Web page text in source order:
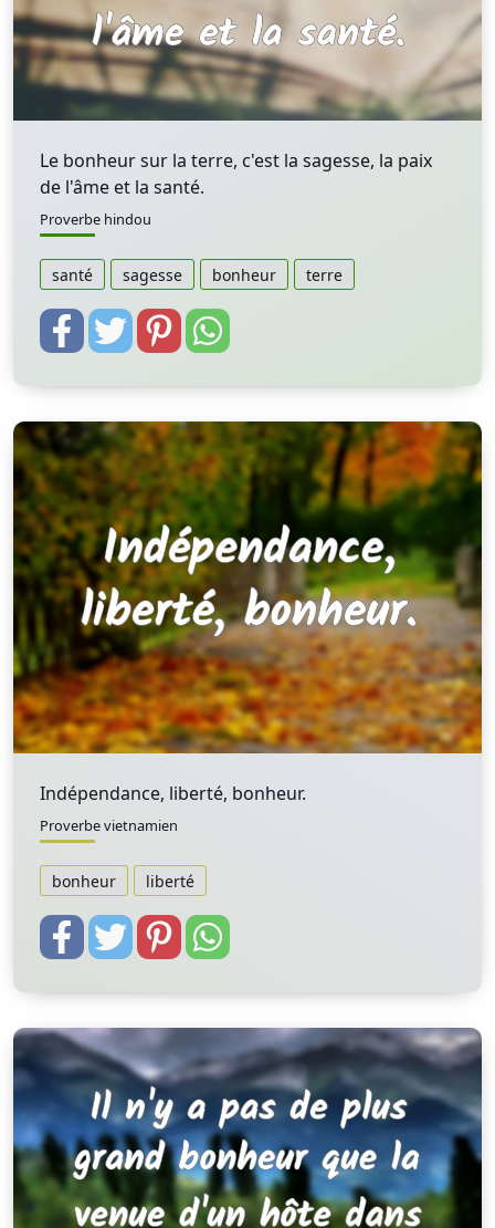
Le bonheur sur la terre, c'est la sagesse, la paix
de l'âme et la santé.
Proverbe hindou
santé sagesse bonheur terre
Indépendance, liberté, bonheur.
Proverbe vietnamien
bonheur liberté